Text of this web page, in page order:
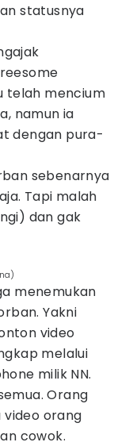
statusnya
telah mencium
namun ia
dengan pura-
sebenarnya
Tapi malah
dan gak
menemukan
Yakni
video
melalui
milik NN.
Orang
video orang
cowok.